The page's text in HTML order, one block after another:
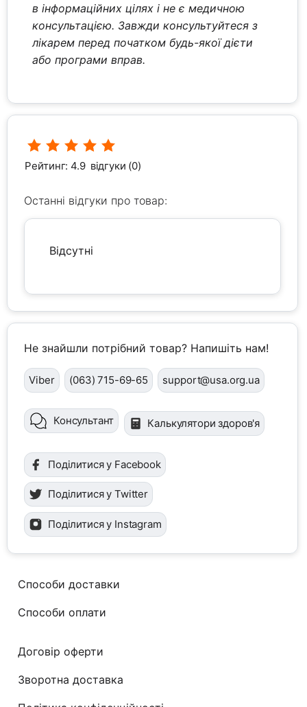
в інформаційних цілях і не є медичною
консультацією. Завжди консультуйтеся з
лікарем перед початком будь-якої дієти
або програми вправ.
Рейтинг: 4.9 відгуки (0)
Останні відгуки про товар:
Відсутні
Не знайшли потрібний товар? Напишіть нам!
Viber (063) 715-69-65 support@usa.org.ua
Консультант Калькулятори здоров'я
Поділитися у Facebook
Поділитися у Twitter
Поділитися у Instagram
Способи доставки
Способи оплати
Договір оферти
Зворотна доставка